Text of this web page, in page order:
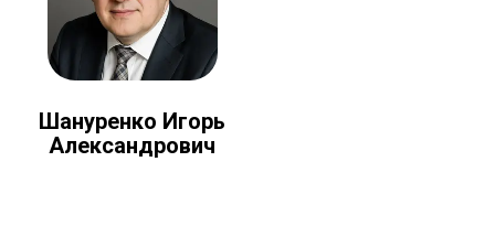
Шануренко Игорь
Александрович